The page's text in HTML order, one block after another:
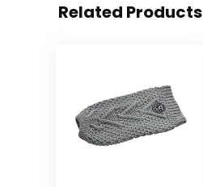
Related Products